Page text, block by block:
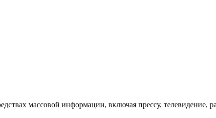
массовой информации, включая прессу, телевидение,